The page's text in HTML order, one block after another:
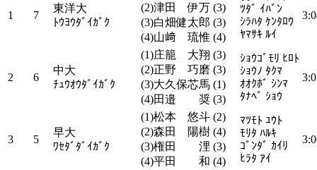
1 7
東洋大
ﾄｳﾖｳﾀﾞｲｶﾞｸ
(2)津田 伊万 (3)
(3)白畑健太郎 (3)
(4)山﨑 琉惟 (4)
ﾂﾀﾞ ｲﾊﾞﾝ
ｼﾗﾊﾀ ｹﾝﾀﾛｳ
ﾔﾏｻｷ ﾙｲ
2 6
中大
ﾁｭｳｵｳﾀﾞｲｶﾞｸ
(1)庄籠 大翔 (3)
(2)正野 巧磨 (3)
(3)大久保芯馬 (1)
(4)田邉 奨 (3)
ｼｮｳｺﾞﾓﾘ ﾋﾛﾄ
ｼｮｳﾉ ﾀｸﾏ
ｵｵｸﾎﾞ ｼﾝﾏ
ﾀﾅﾍﾞ ｼｮｳ
3 5
早大
ﾜｾﾀﾞﾀﾞｲｶﾞｸ
(1)松本 悠斗 (2)
(2)森田 陽樹 (4)
(3)権田 浬 (3)
(4)平田 和 (4)
ﾏﾂﾓﾄ ﾕｳﾄ
ﾓﾘﾀ ﾊﾙｷ
ｺﾞﾝﾀﾞ ｶｲﾘ
ﾋﾗﾀ ｱｲ